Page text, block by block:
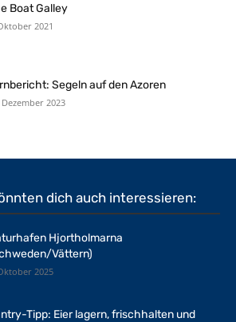
Boat Galley
2021
Segeln auf den Azoren
Dezember 2023
dich auch interessieren:
Hjortholmarna
Vättern)
2025
Tipp: Eier lagern, frischhalten und